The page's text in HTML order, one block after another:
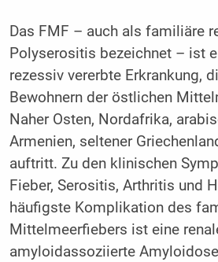
Das FMF – auch als familiäre
Polyserositis bezeichnet – ist
rezessiv vererbte Erkrankung,
Bewohnern der östlichen
Naher Osten, Nordafrika,
Armenien, seltener
auftritt. Zu den klinischen
Fieber, Serositis, Arthritis und
häufigste Komplikation des
Mittelmeerfiebers ist eine
amyloidassoziierte